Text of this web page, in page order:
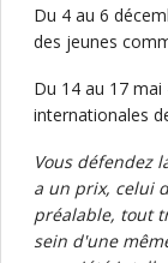
Du 4 au 6
des jeunes
Du 14 au 17
internationales
Vous défendez
a un prix, celui
préalable, tout
sein d'une